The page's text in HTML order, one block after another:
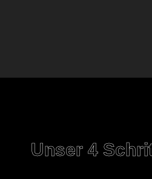
Unser 4